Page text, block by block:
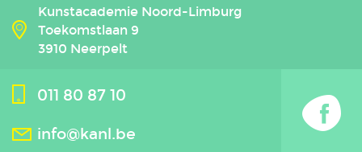
Kunstacademie Noord-Limburg
Toekomstlaan 9
3910 Neerpelt
011 80 87 10
info@kanl.be